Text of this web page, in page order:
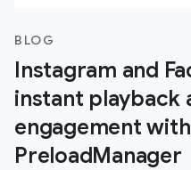
BLOG
Instagram and
instant playback
engagement
PreloadManager